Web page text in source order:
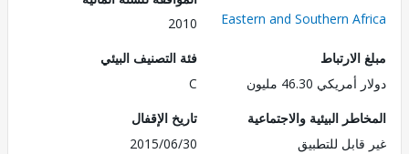
Eastern and Southern
2010
46.30 مليون
فئة التصنيف البيئي
البيئية والاجتماعية
للتطبيق
تاريخ الإقفال
2015/06/30